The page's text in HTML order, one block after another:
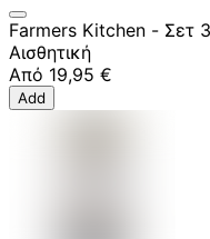
Farmers Kitchen - Σετ
Αισθητική
Από 19,95 €
Add